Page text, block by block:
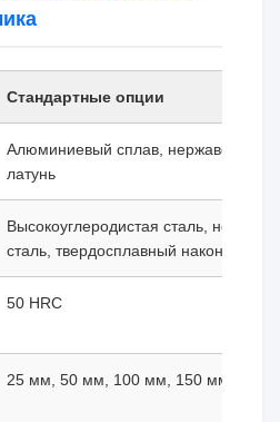
Стандартные опции
Алюминиевый сплав, нержавеющая
латунь
Высокоуглеродистая сталь,
сталь, твердосплавный наконечник
50 HRС
25 мм, 50 мм, 100 мм, 150 мм, 200